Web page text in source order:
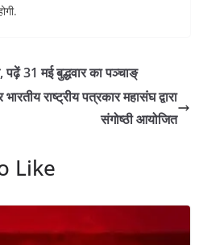
31 मई बुद्धवार का पञ्चाङ्
राष्ट्रीय पत्रकार महासंघ द्वारा
संगोष्ठी आयोजित
Like